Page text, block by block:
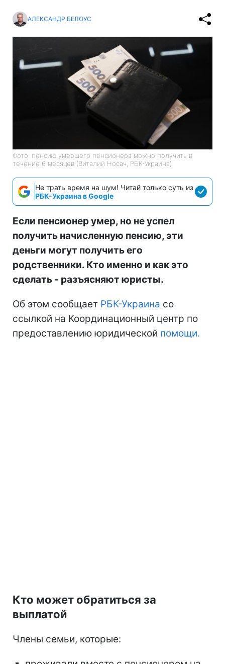
АЛЕКСАНДР БЕЛОУС
Фото: пенсию умершего пенсионера можно получить в
течение 6 месяцев (Виталий Носач, РБК-Украина)
Не трать время на шум! Читай только суть из
РБК-Украина в Google
Если пенсионер умер, но не успел
получить начисленную пенсию, эти
деньги могут получить его
родственники. Кто именно и как это
сделать - разъясняют юристы.
Об этом сообщает РБК-Украина со
ссылкой на Координационный центр по
предоставлению юридической помощи.
Кто может обратиться за
выплатой
Члены семьи, которые: